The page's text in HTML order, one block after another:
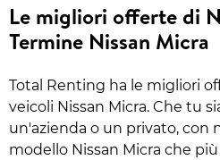
Le migliori offerte di
Termine Nissan Micra
Total Renting ha le migliori
veicoli Nissan Micra. Che tu
un'azienda o un privato, con
modello Nissan Micra che